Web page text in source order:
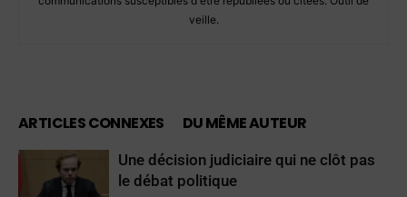
veille.
ARTICLES CONNEXES DU MÊME AUTEUR
Une décision judiciaire qui ne clôt pas
le débat politique